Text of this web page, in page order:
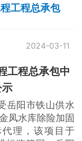
工程总承包
2024-03-11
工程总承包中
岳阳市铁山供水
凤水库除险加固
理，该项目于